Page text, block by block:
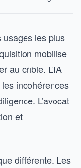
usages les plus
mobilise
au crible. L’IA
incohérences
L’avocat
et
différente. Les